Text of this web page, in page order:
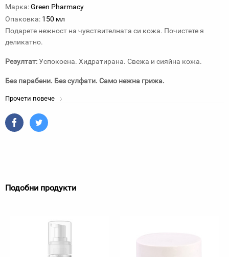
Марка:Green Pharmacy
Опаковка: 150 мл
Подарете нежност на чувствителната си кожа. Почистете я
деликатно.
Резултат:Успокоена. Хидратирана. Свежа и сияйна кожа.
Без парабени. Без сулфати. Само нежна грижа.
Прочети повече
Подобни продукти